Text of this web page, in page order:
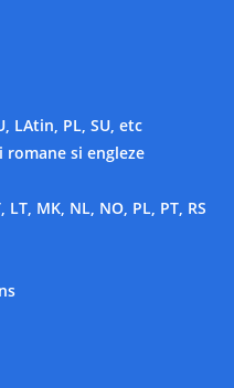
LAtin, PL, SU, etc
si engleze
LT, MK, NL, NO, PL, PT, RS